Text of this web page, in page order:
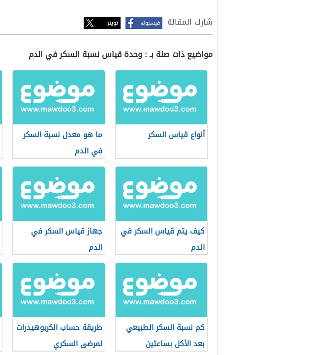
شارك المقالة فيسبوك تويتر
مواضيع ذات صلة بـ : وحدة قياس نسبة السكر في الدم
أنواع قياس السكر
ما هو معدل نسبة السكر
في الدم
كيف يتم قياس السكر في
الدم
جهاز قياس السكر في
الدم
كم نسبة السكر الطبيعي
بعد الأكل بساعتين
طريقة حساب الكربوهيدرات
لمرضى السكري